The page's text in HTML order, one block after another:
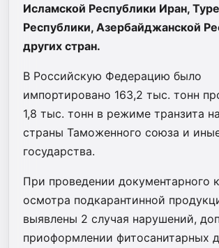
Исламской Республики Иран,
Республики, Азербайджанской
других стран.
В Российскую Федерацию было
импортировано 163,2 тыс. тонн
1,8 тыс. тонн в режиме транзита
страны Таможенного союза и
государства.
При проведении документарного
осмотра подкарантинной
выявлены 2 случая нарушений,
приоформлении фитосанитарных